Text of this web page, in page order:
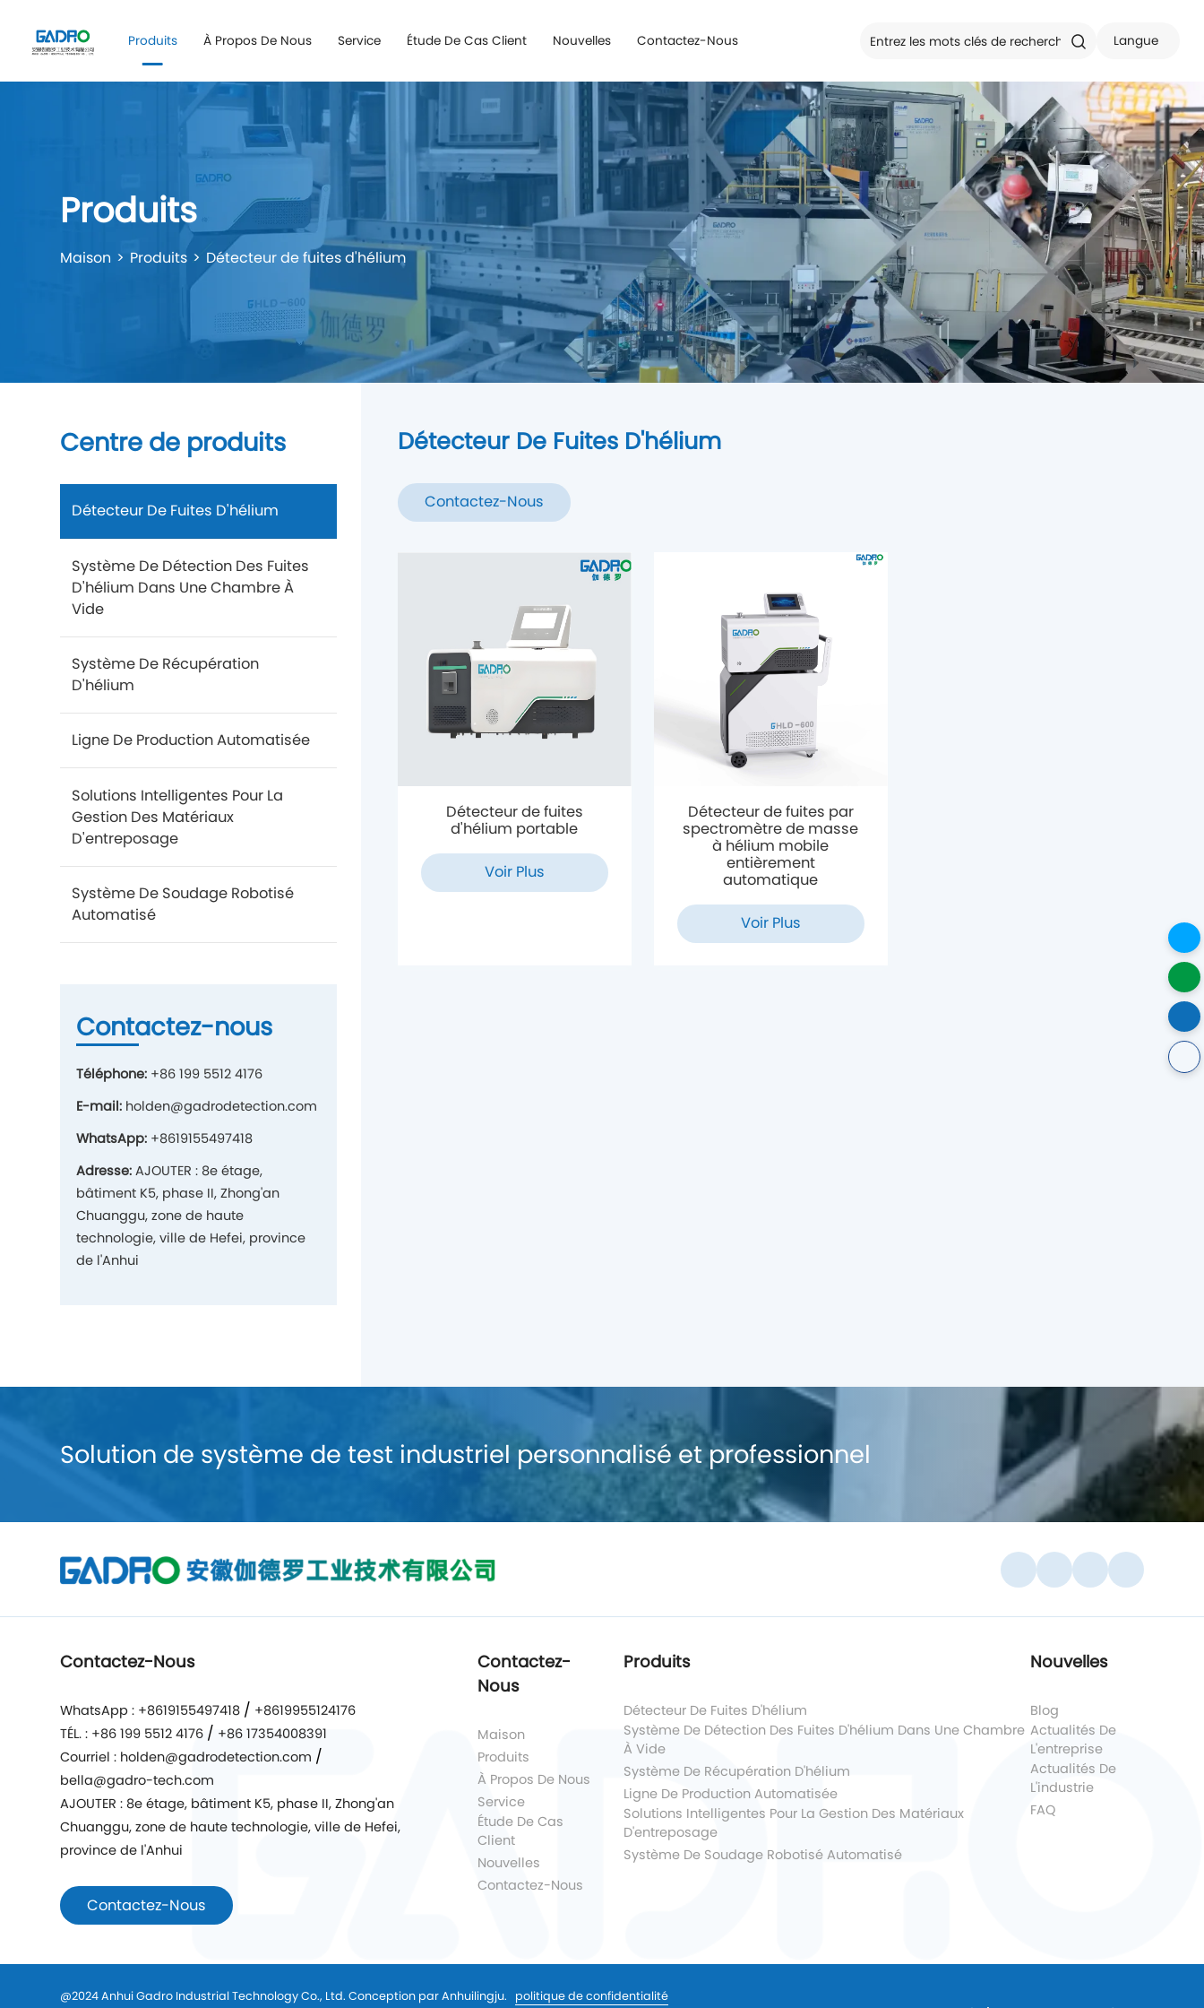
Produits À Propos De Nous Service Étude De Cas Client Nouvelles Contactez-Nous Langue
Produits
Maison Produits Détecteur de fuites d'hélium
Centre de produits
Détecteur De Fuites D'hélium
Système De Détection Des Fuites
D'hélium Dans Une Chambre À
Vide
Système De Récupération
D'hélium
Ligne De Production Automatisée
Solutions Intelligentes Pour La
Gestion Des Matériaux
D'entreposage
Système De Soudage Robotisé
Automatisé
Contactez-nous
Téléphone: +86 199 5512 4176
E-mail: holden@gadrodetection.com
WhatsApp: +8619155497418
Adresse: AJOUTER : 8e étage,
bâtiment K5, phase II, Zhong'an
Chuanggu, zone de haute
technologie, ville de Hefei, province
de l'Anhui
Détecteur De Fuites D'hélium
Contactez-Nous
Détecteur de fuites
d'hélium portable
Voir Plus
Détecteur de fuites par
spectromètre de masse
à hélium mobile
entièrement
automatique
Voir Plus
Solution de système de test industriel personnalisé et professionnel
Contactez-Nous
WhatsApp : +8619155497418 / +8619955124176
TÉL. : +86 199 5512 4176 / +86 17354008391
Courriel : holden@gadrodetection.com /
bella@gadro-tech.com
AJOUTER : 8e étage, bâtiment K5, phase II, Zhong'an
Chuanggu, zone de haute technologie, ville de Hefei,
province de l'Anhui
Contactez-Nous
Contactez-
Nous
Maison
Produits
À Propos De Nous
Service
Étude De Cas
Client
Nouvelles
Contactez-Nous
Produits
Détecteur De Fuites D'hélium
Système De Détection Des Fuites D'hélium Dans Une Chambre
À Vide
Système De Récupération D'hélium
Ligne De Production Automatisée
Solutions Intelligentes Pour La Gestion Des Matériaux
D'entreposage
Système De Soudage Robotisé Automatisé
Nouvelles
Blog
Actualités De
L'entreprise
Actualités De
L'industrie
FAQ
@2024 Anhui Gadro Industrial Technology Co., Ltd. Conception par Anhuilingju. politique de confidentialité